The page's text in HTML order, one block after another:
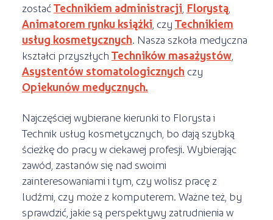
zostaćTechnikiem administracji Florystą,
Animatorem rynku książki , czy Technikiem
usług kosmetycznych. Nasza szkoła medyczna
kształci przyszłych Techników masażystów,
Asystentów stomatologicznych czy
Opiekunów medycznych.
Najczęściej wybierane kierunki to Florysta i
Technik usług kosmetycznych, bo dają szybką
ścieżkę do pracy w ciekawej profesji. Wybierając
zawód, zastanów się nad swoimi
zainteresowaniami i tym, czy wolisz pracę z
ludźmi, czy może z komputerem. Ważne też, by
sprawdzić, jakie są perspektywy zatrudnienia w